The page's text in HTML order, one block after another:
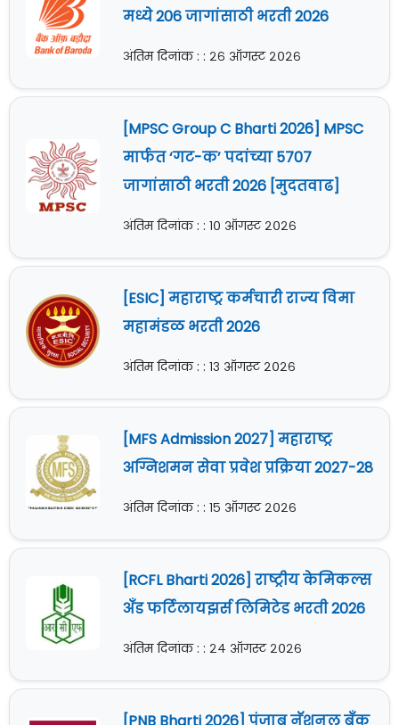
मध्ये 206 जागांसाठी भरती 2026
अंतिम दिनांक : : २६ ऑगस्ट २०२६
[MPSC Group C Bharti 2026] MPSC
मार्फत ‘गट-क’ पदांच्या 5707
जागांसाठी भरती 2026 [मुदतवाढ]
अंतिम दिनांक : : १० ऑगस्ट २०२६
[ESIC] महाराष्ट्र कर्मचारी राज्य विमा
महामंडळ भरती 2026
अंतिम दिनांक : : १३ ऑगस्ट २०२६
[MFS Admission 2027] महाराष्ट्र
अग्निशमन सेवा प्रवेश प्रक्रिया 2027-28
अंतिम दिनांक : : १५ ऑगस्ट २०२६
[RCFL Bharti 2026] राष्ट्रीय केमिकल्स
अँड फर्टिलायझर्स लिमिटेड भरती 2026
अंतिम दिनांक : : २४ ऑगस्ट २०२६